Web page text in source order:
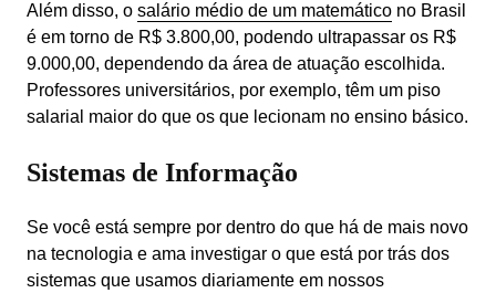
Além disso, o salário médio de um matemático no Brasil
é em torno de R$ 3.800,00, podendo ultrapassar os R$
9.000,00, dependendo da área de atuação escolhida.
Professores universitários, por exemplo, têm um piso
salarial maior do que os que lecionam no ensino básico.
Sistemas de Informação
Se você está sempre por dentro do que há de mais novo
na tecnologia e ama investigar o que está por trás dos
sistemas que usamos diariamente em nossos